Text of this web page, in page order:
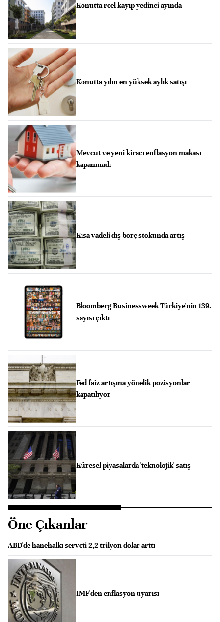
Konutta reel kayıp yedinci ayında
Konutta yılın en yüksek aylık satışı
Mevcut ve yeni kiracı enflasyon makası
kapanmadı
Kısa vadeli dış borç stokunda artış
Bloomberg Businessweek Türkiye'nin 139.
sayısı çıktı
Fed faiz artışına yönelik pozisyonlar
kapatılıyor
Küresel piyasalarda 'teknolojik' satış
Öne Çıkanlar
ABD'de hanehalkı serveti 2,2 trilyon dolar arttı
IMF'den enflasyon uyarısı